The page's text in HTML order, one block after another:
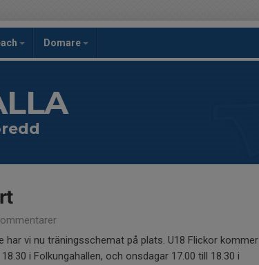
Domare
har vi nu träningsschemat på plats. U18 Flickor kommer
i Folkungahallen, och onsdagar 17.00 till 18.30 i